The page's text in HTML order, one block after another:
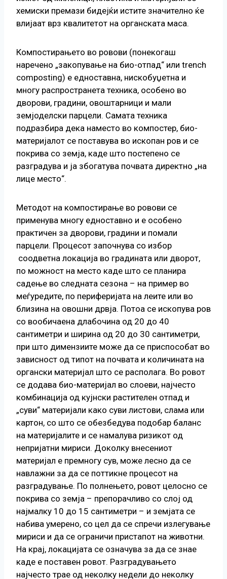
хемиски премази бидејќи истите значително ќе
влијаат врз квалитетот на органската маса.
Компостирањето во ровови (понекогаш
наречено „закопување на био-отпад“ или trench
composting) е едноставна, нискобуџетна и
многу распространета техника, особено во
дворови, градини, овоштарници и мали
земјоделски парцели. Самата техника
подразбира дека наместо во компостер, био-
материјалот се поставува во ископан ров и се
покрива со земја, каде што постепено се
разградува и ја збогатува почвата директно „на
лице место“.
Методот на компостирање во ровови се
применува многу едноставно и е особено
практичен за дворови, градини и помали
парцели. Процесот започнува со избор
соодветна локација во градината или дворот,
по можност на место каде што се планира
садење во следната сезона – на пример во
меѓуредите, по периферијата на леите или во
близина на овошни дрвја. Потоа се ископува ров
со вообичаена длабочина од 20 до 40
сантиметри и ширина од 20 до 30 сантиметри,
при што димензиите може да се приспособат во
зависност од типот на почвата и количината на
органски материјал што се располага. Во ровот
се додава био-материјал во слоеви, најчесто
комбинација од кујнски растителен отпад и
„суви“ материјали како суви листови, слама или
картон, со што се обезбедува подобар баланс
на материјалите и се намалува ризикот од
непријатни мириси. Доколку внесениот
материјал е премногу сув, може лесно да се
навлажни за да се поттикне процесот на
разградување. По полнењето, ровот целосно се
покрива со земја – препорачливо со слој од
најмалку 10 до 15 сантиметри – и земјата се
набива умерено, со цел да се спречи излегување
мириси и да се ограничи пристапот на животни.
На крај, локацијата се означува за да се знае
каде е поставен ровот. Разградувањето
најчесто трае од неколку недели до неколку